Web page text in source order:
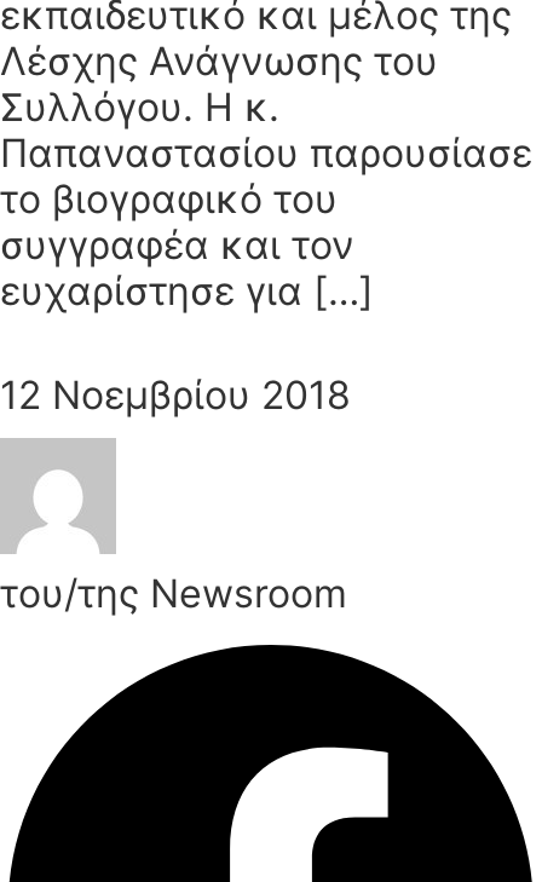
εκπαιδευτικό και μέλος της
Λέσχης Ανάγνωσης του
Συλλόγου. Η κ.
Παπαναστασίου παρουσίασε
το βιογραφικό του
συγγραφέα και τον
ευχαρίστησε για […]
12 Νοεμβρίου 2018
του/της Newsroom